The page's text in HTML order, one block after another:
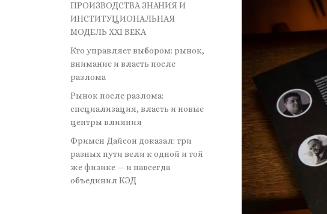
ПРОИЗВОДСТВА ЗНАНИЯ И
ИНСТИТУЦИОНАЛЬНАЯ
МОДЕЛЬ XXI ВЕКА
Кто управляет выбором: рынок,
внимание и власть после
разлома
Рынок после разлома:
специализация, власть и новые
центры влияния
Фримен Дайсон доказал: три
разных пути вели к одной и той
же физике — и навсегда
объединил КЭД